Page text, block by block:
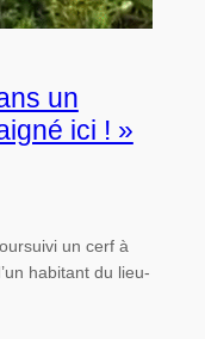
un
ici ! »
un cerf à
habitant du lieu-